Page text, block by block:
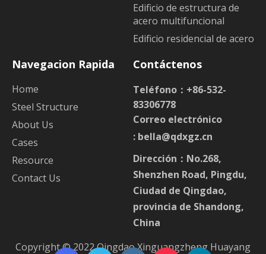
Edificio de estructura de
acero multifuncional
Edificio residencial de acero
Navegacion Rapida
Home
Steel Structure
About Us
Cases
Resource
Contact Us
Contáctenos
Teléfono：+86-532-
83306778
Correo electrónico
: bella@qdxgz.cn
Dirección：No.268,
Shenzhen Road, Pingdu,
Ciudad de Qingdao,
provincia de Shandong,
China
Copyright © 2022 Qingdao Xinguangzheng Huayang